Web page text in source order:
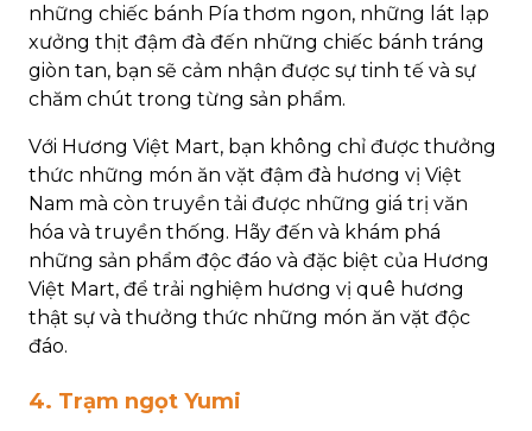
những chiếc bánh Pía thơm ngon, những lát lạp
xưởng thịt đậm đà đến những chiếc bánh tráng
giòn tan, bạn sẽ cảm nhận được sự tinh tế và sự
chăm chút trong từng sản phẩm.
Với Hương Việt Mart, bạn không chỉ được thưởng
thức những món ăn vặt đậm đà hương vị Việt
Nam mà còn truyền tải được những giá trị văn
hóa và truyền thống. Hãy đến và khám phá
những sản phẩm độc đáo và đặc biệt của Hương
Việt Mart, để trải nghiệm hương vị quê hương
thật sự và thưởng thức những món ăn vặt độc
đáo.
4. Trạm ngọt Yumi